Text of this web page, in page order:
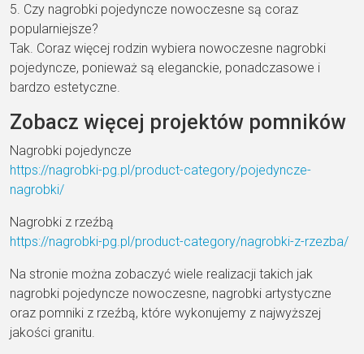
5. Czy nagrobki pojedyncze nowoczesne są coraz
popularniejsze?
Tak. Coraz więcej rodzin wybiera nowoczesne nagrobki
pojedyncze, ponieważ są eleganckie, ponadczasowe i
bardzo estetyczne.
Zobacz więcej projektów pomników
Nagrobki pojedyncze
https://nagrobki-pg.pl/product-category/pojedyncze-
nagrobki/
Nagrobki z rzeźbą
https://nagrobki-pg.pl/product-category/nagrobki-z-rzezba/
Na stronie można zobaczyć wiele realizacji takich jak
nagrobki pojedyncze nowoczesne, nagrobki artystyczne
oraz pomniki z rzeźbą, które wykonujemy z najwyższej
jakości granitu.